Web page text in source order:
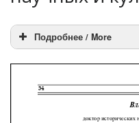
Подробнее / More